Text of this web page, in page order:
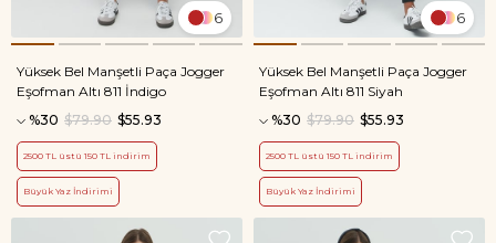
6
Yüksek Bel Manşetli Paça Jogger
Eşofman Altı 811 İndigo
%30
$55.93
$79.90
2500 TL üstü 150 TL indirim
Büyük Yaz İndirimi
6
Yüksek Bel Manşetli Paça Jogger
Eşofman Altı 811 Siyah
%30
$55.93
$79.90
2500 TL üstü 150 TL indirim
Büyük Yaz İndirimi